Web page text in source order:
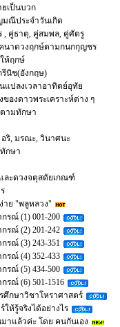
ยเป็นบวก
มณีประจำวันเกิด
, คู่ธาตุ, คู่สมพล, คู่ศัตรู
นาดวงฤกษ์ตามกนกกุญชร
ห้ฤกษ์
รีนิช(อังกฤษ)
แปลงเวลาอาทิตย์อุทัย
ของดาวพระเคราะห์ต่าง ๆ
ามทักษา
ริ, มรณะ, วินาศนะ
กษา
ละดวงจตุสดัยเกณฑ์
าย "พลูหลวง"
รณ์ (1) 001-200
รณ์ (2) 201-242
รณ์ (3) 243-351
รณ์ (4) 352-433
รณ์ (5) 434-500
รณ์ (6) 501-1516
ศึกษาวิชาโหราศาสตร์
ให้รู้จริงได้อย่างไร
าแล้วค่ะ โดย คนกันเอง